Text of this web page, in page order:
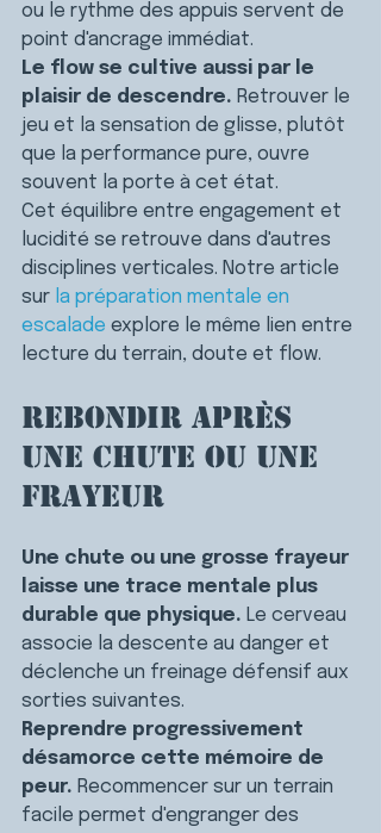
ou le rythme des appuis servent de
point d'ancrage immédiat.
Le flow se cultive aussi par le
plaisir de descendre. Retrouver le
jeu et la sensation de glisse, plutôt
que la performance pure, ouvre
souvent la porte à cet état.
Cet équilibre entre engagement et
lucidité se retrouve dans d'autres
disciplines verticales. Notre article
sur la préparation mentale en
escalade explore le même lien entre
lecture du terrain, doute et flow.
Rebondir après
une chute ou une
frayeur
Une chute ou une grosse frayeur
laisse une trace mentale plus
durable que physique. Le cerveau
associe la descente au danger et
déclenche un freinage défensif aux
sorties suivantes.
Reprendre progressivement
désamorce cette mémoire de
peur. Recommencer sur un terrain
facile permet d'engranger des